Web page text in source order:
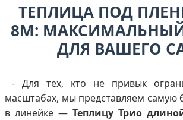
ТЕПЛИЦА ПОД
8М:
ДЛЯ ВАШЕГО
- Для тех, кто не привык
масштабах, мы представляем
в линейке — Теплицу Трио